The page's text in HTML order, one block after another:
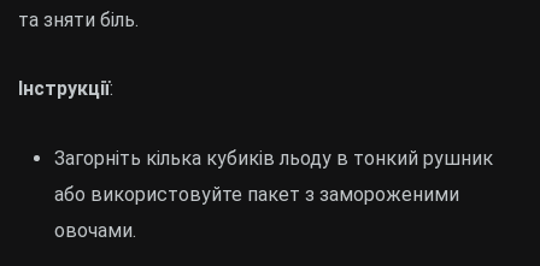
та зняти біль.
Інструкції:
Загорніть кілька кубиків льоду в тонкий рушник
або використовуйте пакет з замороженими
овочами.